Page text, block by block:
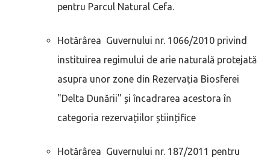
pentru Parcul Natural Cefa.
Hotărârea Guvernului nr. 1066/2010 privind
instituirea regimului de arie naturală protejată
asupra unor zone din Rezervația Biosferei
"Delta Dunării" și încadrarea acestora în
categoria rezervațiilor științifice
Hotărârea Guvernului nr. 187/2011 pentru